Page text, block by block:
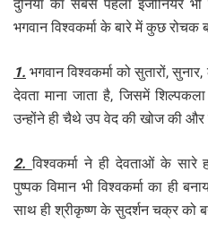
दुनिया का सबसे पहला इंजीनियर
भगवान विश्वकर्मा के बारे में कुछ रोचक
1. भगवान विश्वकर्मा को सुतारों,
देवता माना जाता है, जिसमें
उन्होंने ही चैथे उप वेद की खोज की
2.विश्वकर्मा ने ही देवताओं के
पुष्पक विमान भी विश्वकर्मा का ही
साथ ही श्रीकृष्ण के सुदर्शन चक्र को